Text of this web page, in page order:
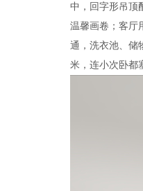
中，回字形吊顶
温馨画卷；客厅
通，洗衣池、储
米，连小次卧都